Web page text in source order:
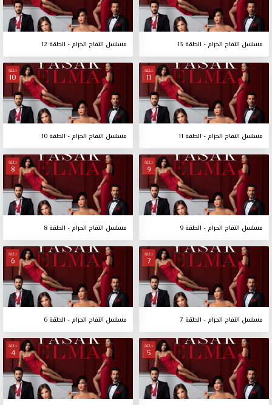
مسلسل التفاح الحرام - الحلقة 13 مسلسل التفاح الحرام - الحلقة 12
حلقة
11
مسلسل التفاح الحرام - الحلقة 11
حلقة
10
مسلسل التفاح الحرام - الحلقة 10
حلقة
9
مسلسل التفاح الحرام - الحلقة 9
حلقة
8
مسلسل التفاح الحرام - الحلقة 8
حلقة
7
مسلسل التفاح الحرام - الحلقة 7
حلقة
6
مسلسل التفاح الحرام - الحلقة 6
حلقة
5
حلقة
4